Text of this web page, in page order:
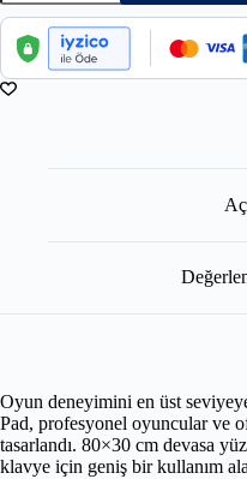
Oyun deneyimini en üst
Pad, profesyonel oyuncular ve
tasarlandı. 80×30 cm devasa
klavye için geniş bir kullanım